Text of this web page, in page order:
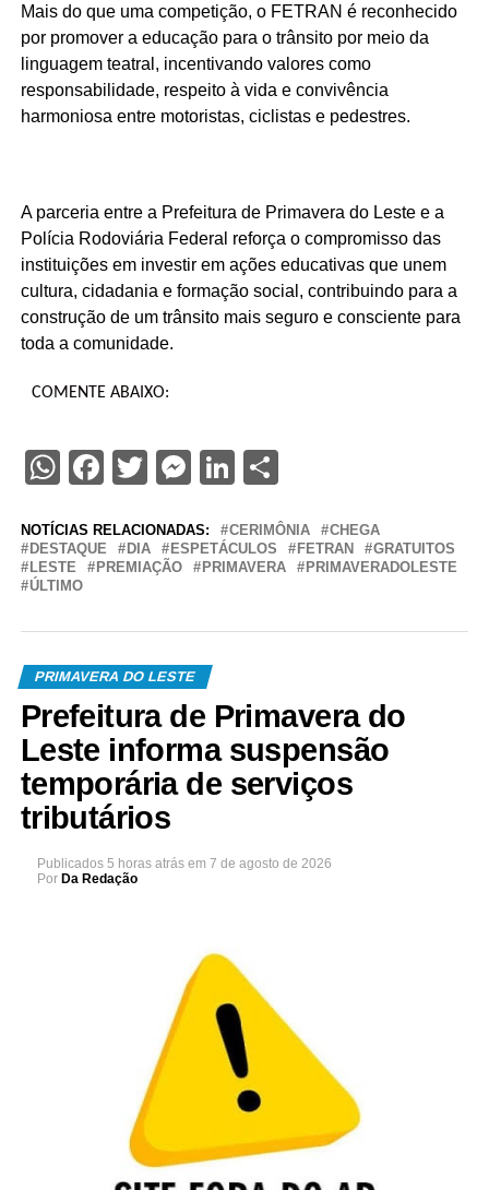
Mais do que uma competição, o FETRAN é reconhecido
por promover a educação para o trânsito por meio da
linguagem teatral, incentivando valores como
responsabilidade, respeito à vida e convivência
harmoniosa entre motoristas, ciclistas e pedestres.
A parceria entre a Prefeitura de Primavera do Leste e a
Polícia Rodoviária Federal reforça o compromisso das
instituições em investir em ações educativas que unem
cultura, cidadania e formação social, contribuindo para a
construção de um trânsito mais seguro e consciente para
toda a comunidade.
COMENTE ABAIXO:
WhatsApp
Facebook
Twitter
Messenger
LinkedIn
Share
NOTÍCIAS RELACIONADAS: CERIMÔNIA
CHEGA
DESTAQUE
DIA ESPETÁCULOS FETRAN
GRATUITOS
LESTE
PREMIAÇÃO PRIMAVERA
PRIMAVERADOLESTE
ÚLTIMO
PRIMAVERA DO LESTE
Prefeitura de Primavera do
Leste informa suspensão
temporária de serviços
tributários
Publicados 5 horas atrás em 7 de agosto de 2026
Por Da Redação